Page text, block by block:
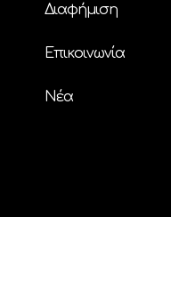
Διαφήμιση
Επικοινωνία
Nέα